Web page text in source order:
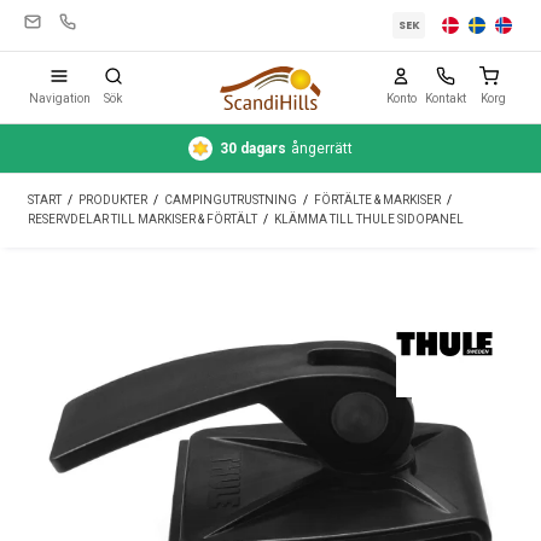
Tält
Bil & släp
Gas
SEK
Navigation Sök Konto Kontakt Korg
30 dagars ångerrätt
START / PRODUKTER / CAMPINGUTRUSTNING / FÖRTÄLTE & MARKISER /
RESERVDELAR TILL MARKISER & FÖRTÄLT / KLÄMMA TILL THULE SIDOPANEL